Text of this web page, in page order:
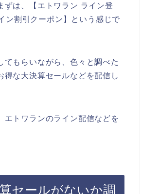
ずは、【エトワラン ライン登
ン割引クーポン】という感じで
もらいながら、色々と調べた
な大決算セールなどを配信し
エトワランのライン配信などを
セールがないか調